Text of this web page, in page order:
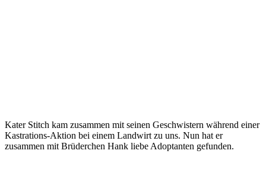
Kater Stitch kam zusammen mit seinen Geschwistern während einer
Kastrations-Aktion bei einem Landwirt zu uns. Nun hat er
zusammen mit Brüderchen Hank liebe Adoptanten gefunden.